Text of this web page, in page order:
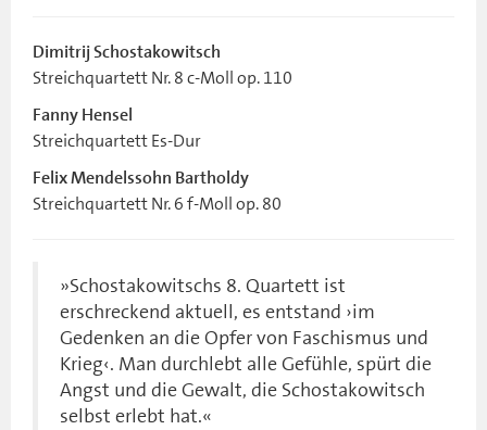
Dimitrij Schostakowitsch
Streichquartett Nr. 8 c-Moll op. 110
Fanny Hensel
Streichquartett Es-Dur
Felix Mendelssohn Bartholdy
Streichquartett Nr. 6 f-Moll op. 80
»Schostakowitschs 8. Quartett ist
erschreckend aktuell, es entstand ›im
Gedenken an die Opfer von Faschismus und
Krieg‹. Man durchlebt alle Gefühle, spürt die
Angst und die Gewalt, die Schostakowitsch
selbst erlebt hat.«